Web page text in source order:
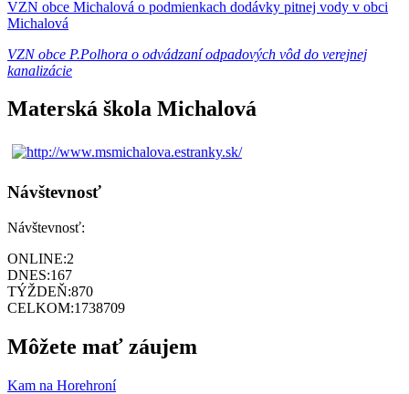
VZN obce Michalová o podmienkach dodávky pitnej vody v obci
Michalová
VZN obce P.Polhora o odvádzaní odpadových vôd do verejnej
kanalizácie
Materská škola Michalová
Návštevnosť
Návštevnosť:
ONLINE:2
DNES:167
TÝŽDEŇ:870
CELKOM:1738709
Môžete mať záujem
Kam na Horehroní